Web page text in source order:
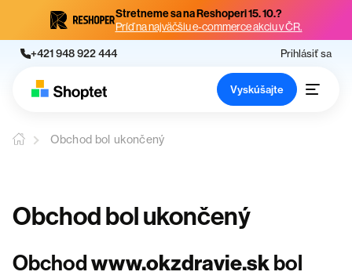
Stretneme sa na Reshoperi 15. 10.?
Príď na najväčšiu e-commerce akciu v ČR.
+421 948 922 444 Prihlásiť sa
Vyskúšajte
Obchod bol ukončený
Obchod bol ukončený
Obchodwww.okzdravie.skbol